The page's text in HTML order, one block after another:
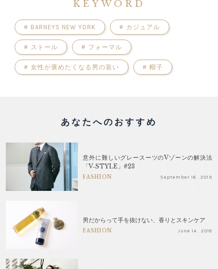
KEYWORD
# BARNEYS NEW YORK # カジュアル
# ストール # フォーマル
# 女性が褒めたくなる男の装い # 帽子
あなたへのおすすめ
意外に難しいグレースーツのVゾーンの解決法
「V‐STYLE」#23
FASHION September 16 . 2019
男だからって手を抜けない、香りとスキンケア
FASHION June 14 . 2018